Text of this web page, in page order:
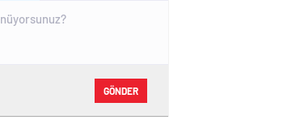
GÖNDER